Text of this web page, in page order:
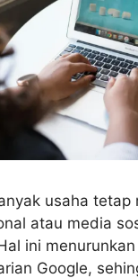
usaha tetap
atau media
ini
Google,